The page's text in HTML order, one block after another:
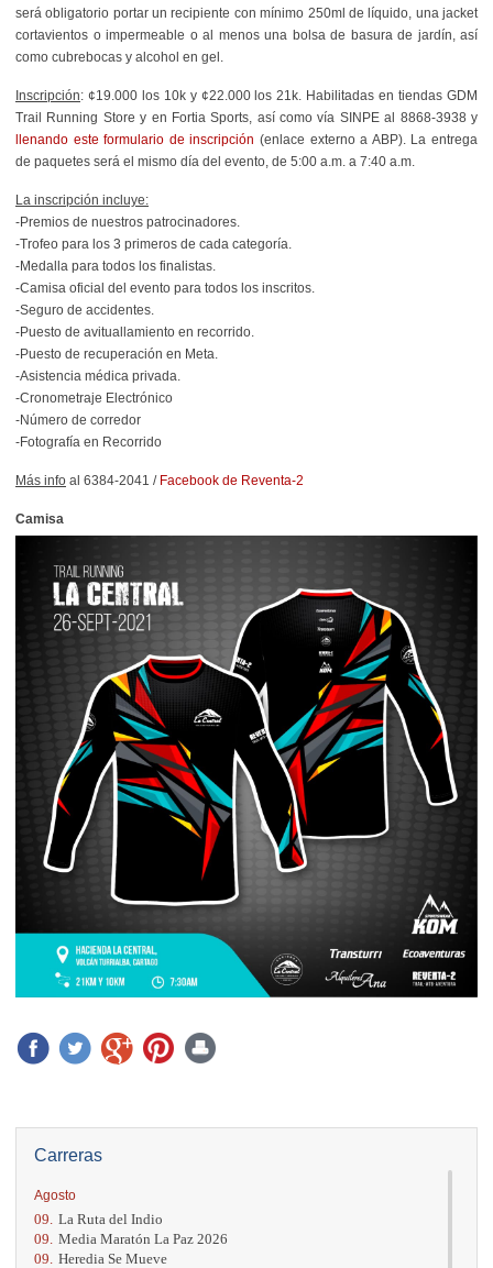
Carreras
Agosto
09. La Ruta del Indio
09. Media Maratón La Paz 2026
09. Heredia Se Mueve
será obligatorio portar un recipiente con mínimo 250ml de líquido, una jacket
cortavientos o impermeable o al menos una bolsa de basura de jardín, así
como cubrebocas y alcohol en gel.
Inscripción: ¢19.000 los 10k y ¢22.000 los 21k. Habilitadas en tiendas GDM
Trail Running Store y en Fortia Sports, así como vía SINPE al 8868-3938 y
llenando este formulario de inscripción (enlace externo a ABP). La entrega
de paquetes será el mismo día del evento, de 5:00 a.m. a 7:40 a.m.
La inscripción incluye:
-Premios de nuestros patrocinadores.
-Trofeo para los 3 primeros de cada categoría.
-Medalla para todos los finalistas.
-Camisa oficial del evento para todos los inscritos.
-Seguro de accidentes.
-Puesto de avituallamiento en recorrido.
-Puesto de recuperación en Meta.
-Asistencia médica privada.
-Cronometraje Electrónico
-Número de corredor
-Fotografía en Recorrido
Más info al 6384-2041 / Facebook de Reventa-2
Camisa